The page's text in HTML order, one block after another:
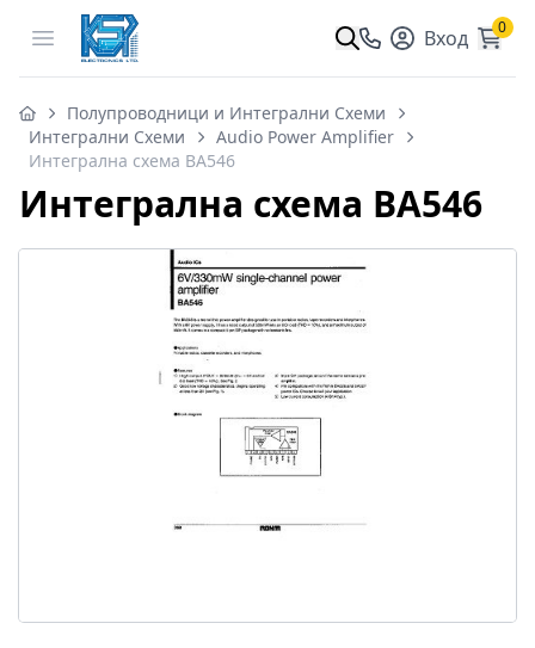
Open menu Вход 0
Полупроводници и Интегрални Схеми
Интегрални Схеми
Audio Power Amplifier
Интегрална схема BA546
Интегрална схема BA546